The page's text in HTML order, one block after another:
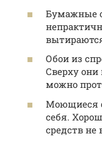
Бумажные
Обои из
Сверху
можно
Моющиеся
себя.
средств не